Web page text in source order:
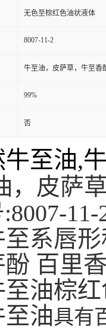
无色至棕红色油状液体
8007-11-2
牛至油，皮萨草，牛至香
99%
否
至油,
，皮萨
系唇
百里
油棕
油具有